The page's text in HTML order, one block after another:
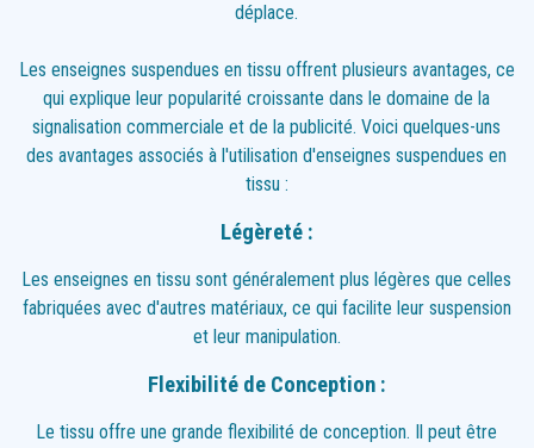
déplace.
Les enseignes suspendues en tissu offrent plusieurs avantages, ce
qui explique leur popularité croissante dans le domaine de la
signalisation commerciale et de la publicité. Voici quelques-uns
des avantages associés à l'utilisation d'enseignes suspendues en
tissu :
Légèreté :
Les enseignes en tissu sont généralement plus légères que celles
fabriquées avec d'autres matériaux, ce qui facilite leur suspension
et leur manipulation.
Flexibilité de Conception :
Le tissu offre une grande flexibilité de conception. Il peut être